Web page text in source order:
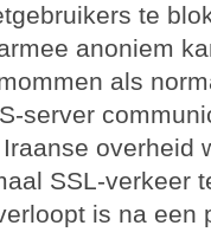
te
anoniem
als
server
overheid
SSL-verkeer
is na een